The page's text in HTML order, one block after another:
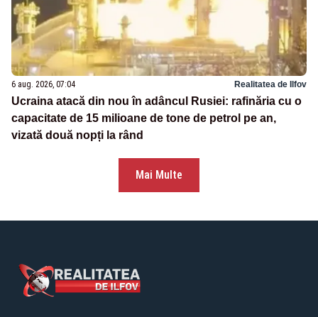
6 aug. 2026, 07:04 Realitatea de Ilfov
Ucraina atacă din nou în adâncul Rusiei: rafinăria cu o
capacitate de 15 milioane de tone de petrol pe an,
vizată două nopți la rând
Mai Multe